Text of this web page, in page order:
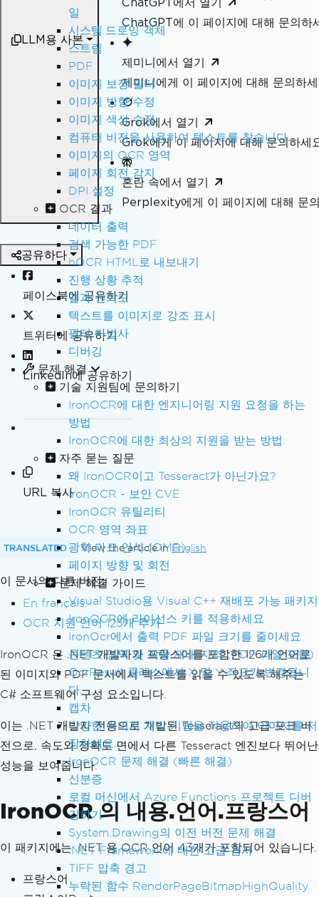
일
시스템.드로잉 객체
스트림
PDF
이미지 보정 필터
이미지 방향 수정
이미지 색상 수정
컴퓨터 비전을 사용하여 텍스트를 찾습니다.
이미지의 OCR 영역
페이지 회전 감지
DPI 설정
OCR 결과
데이터 출력
검색 가능한 PDF
hOCR HTML로 내보내기
진행 상황 추적
결과 신뢰도
텍스트를 이미지로 강조 표시
필터 마법사
디버깅
문제 해결
기술 지원팀에 문의하기
IronOCR에 대한 엔지니어링 지원 요청을 하는
방법
IronOCR에 대한 최상의 지원을 받는 방법
자주 묻는 질문
왜 IronOCR이고 Tesseract가 아닌가요?
IronOCR - 보안 CVE
IronOCR 유틸리티
OCR 영역 좌표
광학 마크 인식 (OMR)
페이지 방향 및 회전
문제 해결 가이드
Visual Studio용 Visual C++ 재배포 가능 패키지
IronOCR에 라이선스 키를 적용하세요
IronOcr에서 출력 PDF 파일 크기를 줄이세요
콘텐츠 영역 및 작물 재배 지역 (PDF 파일 포함)
OcrResult 클래스에서 X 및 Y 좌표가 변경됩니
다.
캡차
다양한 이미지 처리 기법을 적용하여 이미지를 저
장하세요.
IronOCR 문제 해결 (빠른 해결)
신분증
로컬 머신에서 Azure Functions 프로젝트 디버
깅하기
System.Drawing의 이전 버전 문제 해결
.NET Framework에 대한 고급 검사
TIFF 압축 경고
누락된 함수 RenderPageBitmapHighQuality
LLM용 사본
ChatGPT에 이 페이지에 대해 문의하
제미니에서 열기
제미니에게 이 페이지에 대해 문의하
Grok에서 열기
Grok에게 이 페이지에 대해 문의하세
혼란 속에서 열기
Perplexity에게 이 페이지에 대해 문
공유하다
페이스북에 공유하기
트위터에 공유하기
LinkedIn에 공유하기
URL 복사
TRANSLATED View the article in English
이 문서의 다른 버전:
En français
OCR 지원 언어 125개 추가
IronOCR 은 .NET 개발자가 프랑스어를 포함한 126개 언어로
된 이미지와 PDF 문서에서 텍스트를 읽을 수 있도록 해주는
C# 소프트웨어 구성 요소입니다.
이는 .NET 개발자 전용으로 개발된 Tesseract의 고급 포크 버
전으로, 속도와 정확도 면에서 다른 Tesseract 엔진보다 뛰어난
성능을 보여줍니다.
IronOCR 의 내용.언어.프랑스어
이 패키지에는 .NET 용 OCR 언어 43개가 포함되어 있습니다.
프랑스어